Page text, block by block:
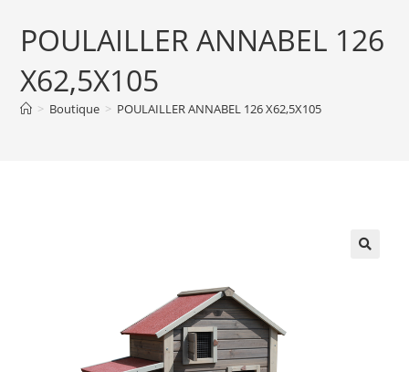
POULAILLER ANNABEL 126
X62,5X105
> Boutique > POULAILLER ANNABEL 126 X62,5X105